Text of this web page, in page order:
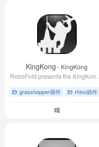
KingKong - KingKong
grasshopper插件 rhino插件